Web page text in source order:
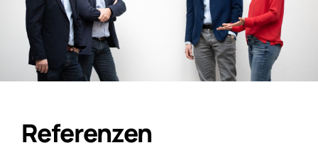
Referenzen